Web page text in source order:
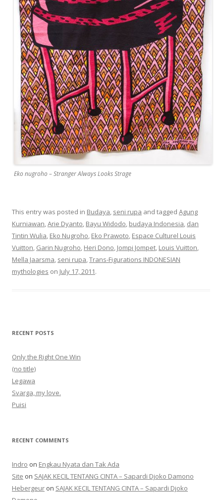
Eko nugroho – Stranger Always Looks Strage
This entry was posted in Budaya, seni rupa and tagged Agung
Kurniawan,Arie Dyanto, Bayu Widodo, budaya Indonesia, dan
Tintin Wulia, Eko Nugroho, Eko Prawoto, Espace Culturel Louis
Vuitton, Garin Nugroho, Heri Dono, Jompi Jompet, Louis Vuitton,
Mella Jaarsma, seni rupa,Trans-Figurations INDONESIAN
mythologies on July 17, 2011.
RECENT POSTS
Only the Right One Win
(no title)
Legawa
Svarga, my love.
Puisi
RECENT COMMENTS
Indro on Engkau Nyata dan Tak Ada
Site on SAJAK KECIL TENTANG CINTA – Sapardi Djoko Damono
Hebergeur on SAJAK KECIL TENTANG CINTA – Sapardi Djoko